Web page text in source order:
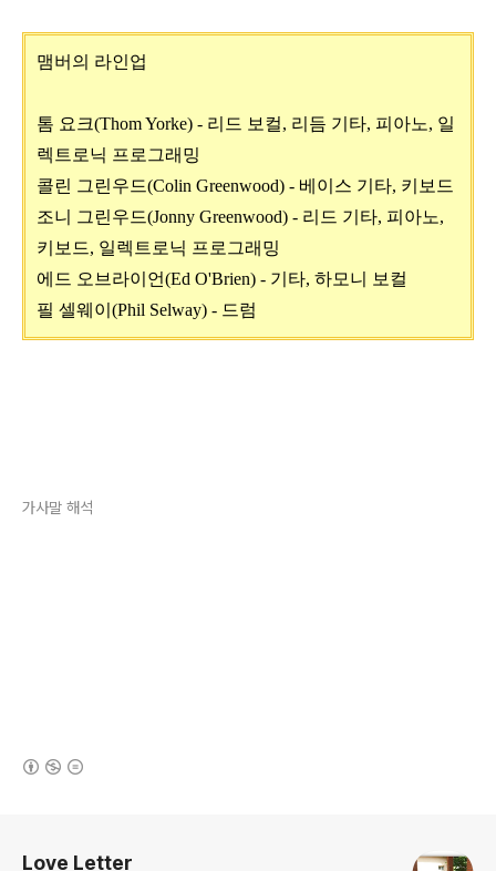
맴버의 라인업
톰 요크(Thom Yorke) - 리드 보컬, 리듬 기타, 피아노, 일
렉트로닉 프로그래밍
콜린 그린우드(Colin Greenwood) - 베이스 기타, 키보드
조니 그린우드(Jonny Greenwood) - 리드 기타, 피아노,
키보드, 일렉트로닉 프로그래밍
에드 오브라이언(Ed O'Brien) - 기타, 하모니 보컬
필 셀웨이(Phil Selway) - 드럼
가사말 해석
Love Letter